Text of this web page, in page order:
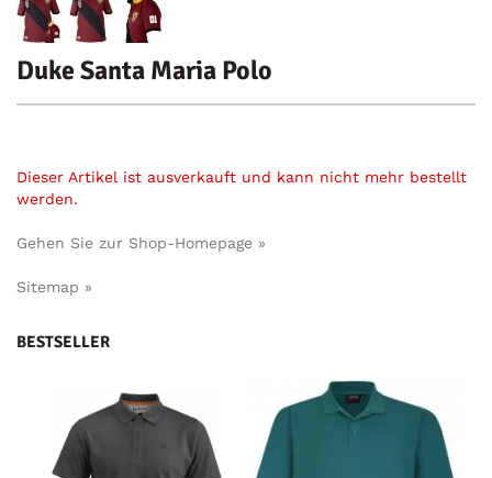
Duke Santa Maria Polo
Dieser Artikel ist ausverkauft und kann nicht mehr bestellt
werden.
Gehen Sie zur Shop-Homepage »
Sitemap »
BESTSELLER